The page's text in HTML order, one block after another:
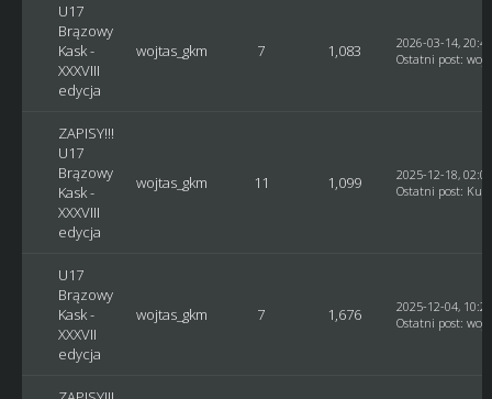
U17
Brązowy
Kask -
XXXVIII
edycja
wojtas_gkm 7 1,083
2026-03-14,
Ostatni post:
ZAPISY!!!
U17
Brązowy
Kask -
XXXVIII
edycja
wojtas_gkm 11 1,099
2025-12-18,
Ostatni post: Kusy
U17
Brązowy
Kask -
XXXVII
edycja
wojtas_gkm 7 1,676
2025-12-04,
Ostatni post: